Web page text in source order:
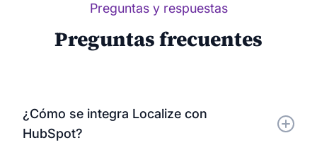
Preguntas y respuestas
Preguntas frecuentes
¿Cómo se integra Localize con
HubSpot?